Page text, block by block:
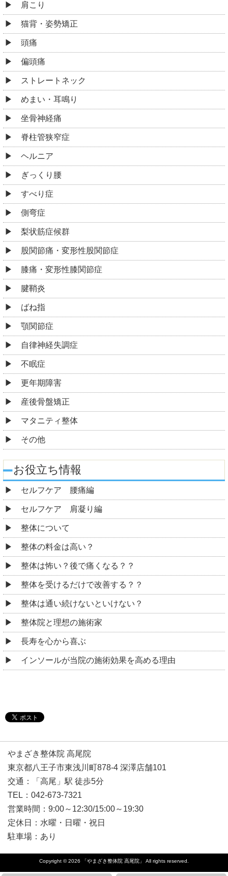
肩こり
猫背・姿勢矯正
頭痛
偏頭痛
ストレートネック
めまい・耳鳴り
坐骨神経痛
脊柱管狭窄症
ヘルニア
ぎっくり腰
すべり症
側弯症
梨状筋症候群
股関節痛・変形性股関節症
膝痛・変形性膝関節症
腱鞘炎
ばね指
顎関節症
自律神経失調症
不眠症
更年期障害
産後骨盤矯正
マタニティ整体
その他
お役立ち情報
セルフケア 腰痛編
セルフケア 肩凝り編
整体について
整体の料金は高い？
整体は怖い？後で痛くなる？？
整体を受けるだけで改善する？？
整体は通い続けないといけない？
整体院と理想の施術家
長寿を心から喜ぶ
インソールが当院の施術効果を高める理由
やまざき整体院 高尾院
東京都八王子市東浅川町878-4 深澤店舗101
交通：「高尾」駅 徒歩5分
TEL：042-673-7321
営業時間：9:00～12:30/15:00～19:30
定休日：水曜・日曜・祝日
駐車場：あり
Copyright © 2026 「やまざき整体院 高尾院」 All rights reserved.